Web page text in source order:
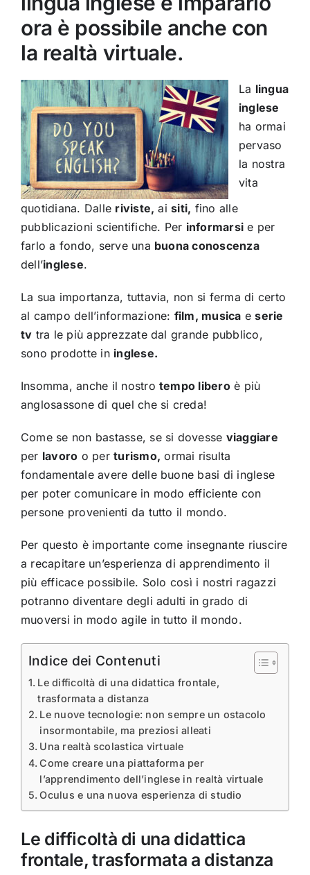
ora è possibile anche con
la realtà virtuale.
La lingua
inglese
ha ormai
pervaso
la nostra
vita
quotidiana. Dalle riviste, aisiti, fino alle
pubblicazioni scientifiche. Per informarsi e per
farlo a fondo, serve una buona conoscenza
dell’inglese.
La sua importanza, tuttavia, non si ferma di certo
al campo dell’informazione: film, musica eserie
tv tra le più apprezzate dal grande pubblico,
sono prodotte in inglese.
Insomma, anche il nostro tempo liberoè più
anglosassone di quel che si creda!
Come se non bastasse, se si dovesse viaggiare
per lavoro o perturismo, ormai risulta
fondamentale avere delle buone basi di inglese
per poter comunicare in modo efficiente con
persone provenienti da tutto il mondo.
Per questo è importante come insegnante riuscire
a recapitare un’esperienza di apprendimento il
più efficace possibile. Solo così i nostri ragazzi
potranno diventare degli adulti in grado di
muoversi in modo agile in tutto il mondo.
Indice dei Contenuti
Le difficoltà di una didattica frontale,
trasformata a distanza
Le nuove tecnologie: non sempre un ostacolo
insormontabile, ma preziosi alleati
Una realtà scolastica virtuale
Come creare una piattaforma per
l’apprendimento dell’inglese in realtà virtuale
Oculus e una nuova esperienza di studio
Le difficoltà di una didattica
frontale, trasformata a distanza